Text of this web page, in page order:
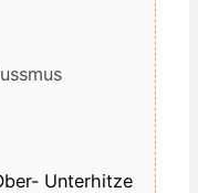
Unterhitze